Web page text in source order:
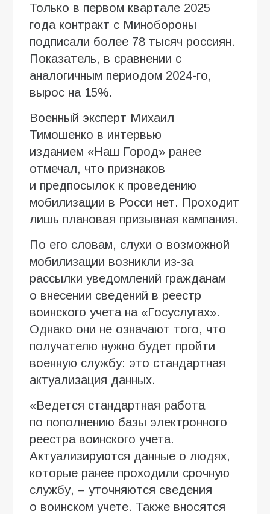
Только в первом квартале 2025
года контракт с Минобороны
подписали более 78 тысяч россиян.
Показатель, в сравнении с
аналогичным периодом 2024-го,
вырос на 15%.
Военный эксперт Михаил
Тимошенко в интервью
изданием «Наш Город» ранее
отмечал, что признаков
и предпосылок к проведению
мобилизации в Росси нет. Проходит
лишь плановая призывная кампания.
По его словам, слухи о возможной
мобилизации возникли из-за
рассылки уведомлений гражданам
о внесении сведений в реестр
воинского учета на «Госуслугах».
Однако они не означают того, что
получателю нужно будет пройти
военную службу: это стандартная
актуализация данных.
«Ведется стандартная работа
по пополнению базы электронного
реестра воинского учета.
Актуализируются данные о людях,
которые ранее проходили срочную
службу, – уточняются сведения
о воинском учете. Также вносятся